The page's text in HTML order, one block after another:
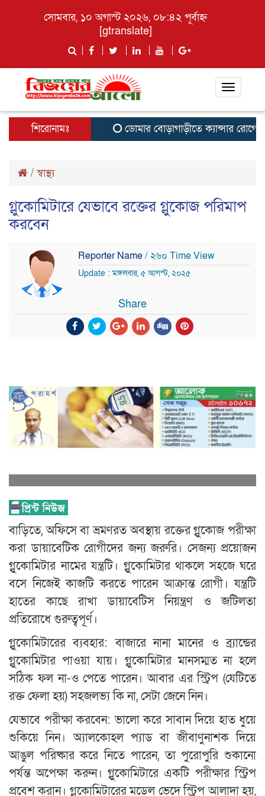
সোমবার, ১০ অগাস্ট ২০২৬, ০৮:৪২ পূর্বাহ্ন
[gtranslate]
Toggle
শিরোনামঃ
ডোমার বোড়াগাড়ীতে ক্যান্সার রোগে
/স্বাস্থ্য
গ্লুকোমিটারে যেভাবে রক্তের গ্লুকোজ পরিমাপ
করবেন
Reporter Name/ ২৬০ Time View
Update : মঙ্গলবার, ৫ আগস্ট, ২০২৫
Share
বাড়িতে, অফিসে বা ভ্রমণরত অবস্থায় রক্তের গ্লুকোজ পরীক্ষা
করা ডায়াবেটিক রোগীদের জন্য জরুরি। সেজন্য প্রয়োজন
গ্লুকোমিটার নামের যন্ত্রটি। গ্লুকোমিটার থাকলে সহজে ঘরে
বসে নিজেই কাজটি করতে পারেন আক্রান্ত রোগী। যন্ত্রটি
হাতের কাছে রাখা ডায়াবেটিস নিয়ন্ত্রণ ও জটিলতা
প্রতিরোধে গুরুত্বপূর্ণ।
গ্লুকোমিটারের ব্যবহার: বাজারে নানা মানের ও ব্র্যান্ডের
গ্লুকোমিটার পাওয়া যায়। গ্লুকোমিটার মানসম্মত না হলে
সঠিক ফল না-ও পেতে পারেন। আবার এর স্ট্রিপ (যেটিতে
রক্ত ফেলা হয়) সহজলভ্য কি না, সেটা জেনে নিন।
যেভাবে পরীক্ষা করবেন: ভালো করে সাবান দিয়ে হাত ধুয়ে
শুকিয়ে নিন। অ্যালকোহল প্যাড বা জীবাণুনাশক দিয়ে
আঙুল পরিষ্কার করে নিতে পারেন, তা পুরোপুরি শুকানো
পর্যন্ত অপেক্ষা করুন। গ্লুকোমিটারে একটি পরীক্ষার স্ট্রিপ
প্রবেশ করান। গ্লুকোমিটারের মডেল ভেদে স্ট্রিপ আলাদা হয়,